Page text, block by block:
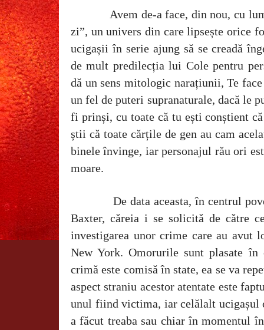
Avem de-a face, din nou, cu
zi”, un univers din care lipsește orice
ucigașii în serie ajung să se creadă
de mult predilecția lui Cole pentru
dă un sens mitologic narațiunii, Te
un fel de puteri supranaturale, dacă le
fi prinși, cu toate că tu ești conștient
știi că toate cărțile de gen au cam
binele învinge, iar personajul rău ori
moare.
De data aceasta, în centrul
Baxter, căreia i se solicită de către
investigarea unor crime care au avut
New York. Omorurile sunt plasate
crimă este comisă în state, ea se va
aspect straniu acestor atentate este
unul fiind victima, iar celălalt ucigașul
a făcut treaba sau chiar în momentul